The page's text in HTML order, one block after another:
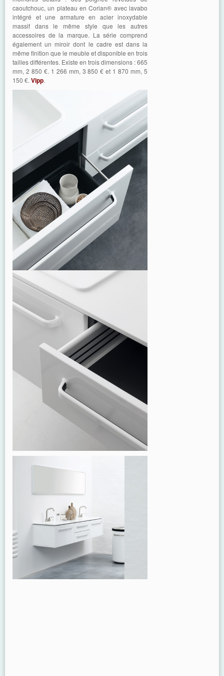
caoutchouc, un plateau en Corian® avec lavabo
intégré et une armature en acier inoxydable
massif dans le même style que les autres
accessoires de la marque. La série comprend
également un miroir dont le cadre est dans la
même finition que le meuble et disponible en trois
tailles différentes. Existe en trois dimensions : 665
mm, 2 850 €. 1 266 mm, 3 850 € et 1 870 mm, 5
150 €. Vipp.